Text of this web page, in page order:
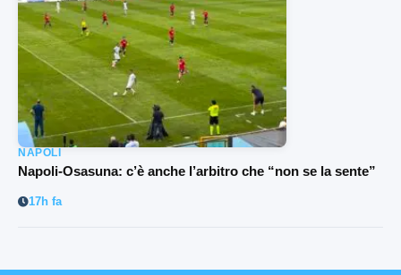
NAPOLI
Napoli-Osasuna: c’è anche l’arbitro che “non se la sente”
17h fa